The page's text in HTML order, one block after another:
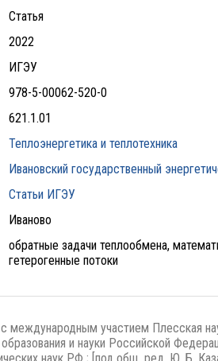
Статья
2022
ИГЭУ
978-5-00062-520-0
621.1.01
Теплоэнергетика и теплотехника
Ивановский государственный
Статьи ИГЭУ
Иваново
обратные задачи теплообмена,
гетерогенные потоки
международным участием Плесская
и науки Российской